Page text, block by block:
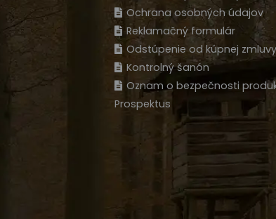
Ochrana osobných údajov
Reklamačný formulár
Odstúpenie od kúpnej zmluvy
Kontrolný šanón
Oznam o bezpečnosti
Prospektus